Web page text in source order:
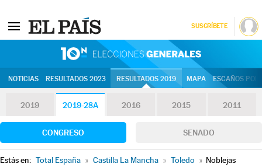
SUSCRÍBETE
NOTICIAS RESULTADOS 2023 RESULTADOS 2019 MAPA ESCAÑOS
2019 2019-28A 2016 2015 2011
CONGRESO SENADO
Estás en: Total España » Castilla La Mancha » Toledo » Noblejas